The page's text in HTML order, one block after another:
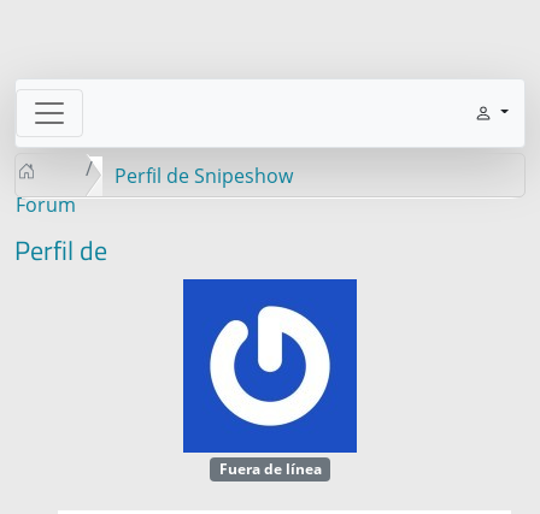
Forum
Perfil de Snipeshow
Perfil de
Fuera de línea